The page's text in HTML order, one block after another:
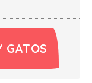
GATOS